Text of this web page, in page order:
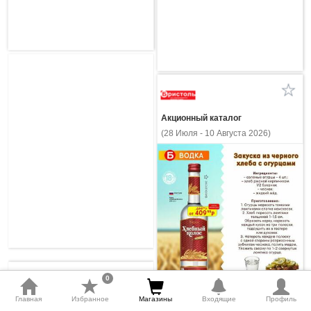
Акционный каталог
(28 Июля - 10 Августа 2026)
Главная Избранное
0
Магазины Входящие Профиль